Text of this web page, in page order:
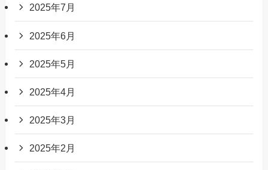
2025年7月
2025年6月
2025年5月
2025年4月
2025年3月
2025年2月